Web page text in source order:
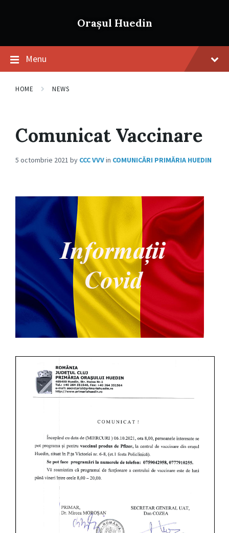
Orașul Huedin
Menu
HOME NEWS
Comunicat Vaccinare
5 octombrie 2021 by CCC VVVin COMUNICĂRI PRIMĂRIA HUEDIN